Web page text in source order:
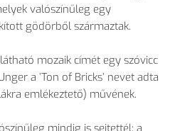
valószínűleg egy
gödörből származtak.
mozaik címét egy szóvicc
a ’Ton of Bricks’ nevet adta
emlékeztető) művének.
mindig is sejtettél: a